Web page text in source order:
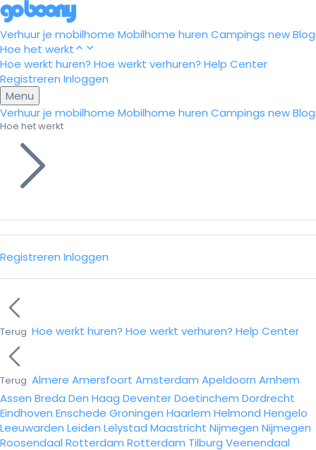
Verhuur je mobilhome Mobilhome huren Campings newBlog
Hoe het werkt
Hoe werkt huren? Hoe werkt verhuren? Help Center
Registreren Inloggen
Menu
Verhuur je mobilhome Mobilhome huren Campings newBlog
Hoe het werkt
Registreren Inloggen
Terug Hoe werkt huren? Hoe werkt verhuren? Help Center
Terug Almere Amersfoort Amsterdam Apeldoorn Arnhem
Assen Breda Den Haag DeventerDoetinchem Dordrecht
Eindhoven Enschede Groningen Haarlem Helmond Hengelo
Leeuwarden Leiden Lelystad Maastricht Nijmegen Nijmegen
Roosendaal Rotterdam Rotterdam Tilburg Veenendaal